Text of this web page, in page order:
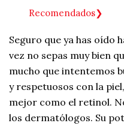
Recomendados
Seguro que ya has oído
vez no sepas muy bien
mucho que intentemos
y respetuosos con la
mejor como el retinol.
los dermatólogos. Su